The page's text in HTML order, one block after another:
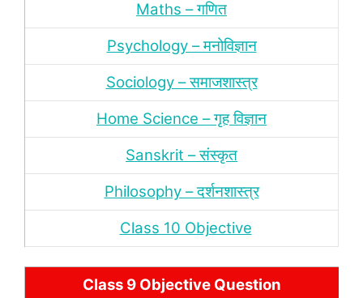
Maths – गणित
Psychology – मनोविज्ञान
Sociology – समाजशास्‍त्र
Home Science – गृह विज्ञान
Sanskrit – संस्‍कृत
Philosophy – दर्शनशास्‍त्र
Class 10 Objective
Class 9 Objective Question